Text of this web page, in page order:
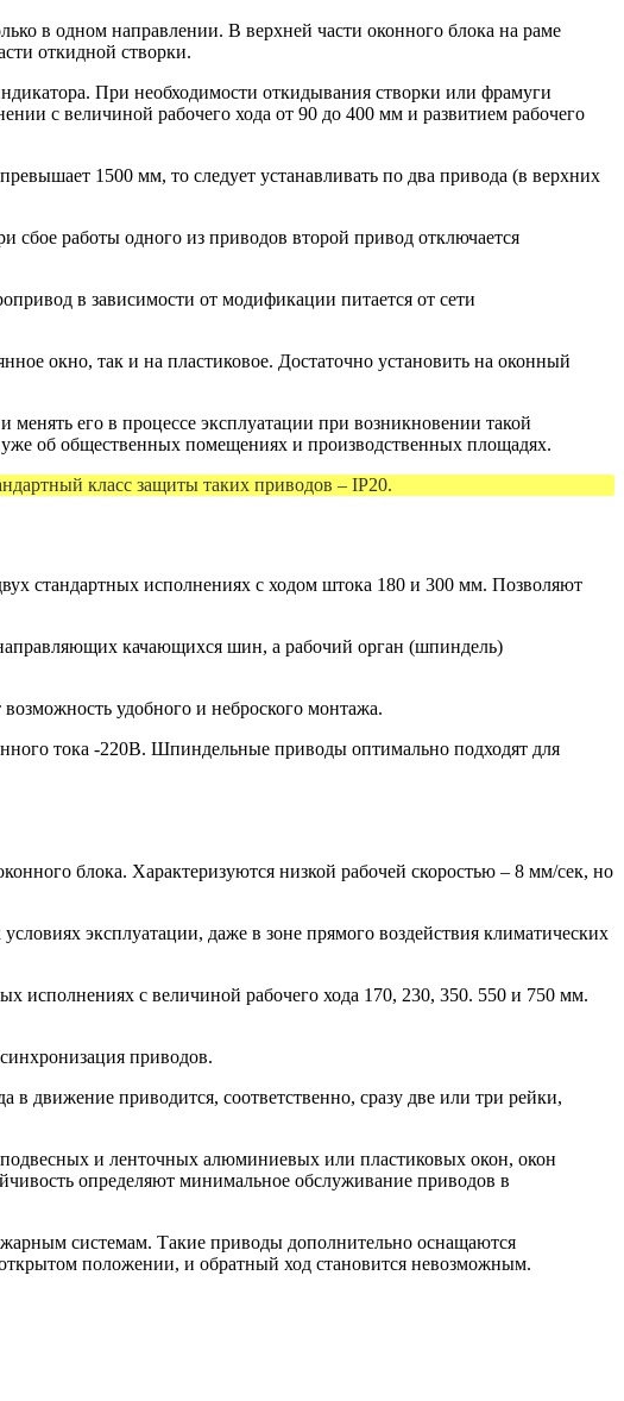
в одном направлении. В верхней части оконного блока на раме
откидной створки.
При необходимости откидывания створки или фрамуги
с величиной рабочего хода от 90 до 400 мм и развитием рабочего
1500 мм, то следует устанавливать по два привода (в верхних
сбое работы одного из приводов второй привод отключается
в зависимости от модификации питается от сети
окно, так и на пластиковое. Достаточно установить на оконный
его в процессе эксплуатации при возникновении такой
об общественных помещениях и производственных площадях.
класс защиты таких приводов – IP20.
стандартных исполнениях с ходом штока 180 и 300 мм. Позволяют
качающихся шин, а рабочий орган (шпиндель)
удобного и неброского монтажа.
тока -220В. Шпиндельные приводы оптимально подходят для
блока. Характеризуются низкой рабочей скоростью – 8 мм/сек, но
эксплуатации, даже в зоне прямого воздействия климатических
с величиной рабочего хода 170, 230, 350. 550 и 750 мм.
приводов.
движение приводится, соответственно, сразу две или три рейки,
и ленточных алюминиевых или пластиковых окон, окон
определяют минимальное обслуживание приводов в
системам. Такие приводы дополнительно оснащаются
положении, и обратный ход становится невозможным.